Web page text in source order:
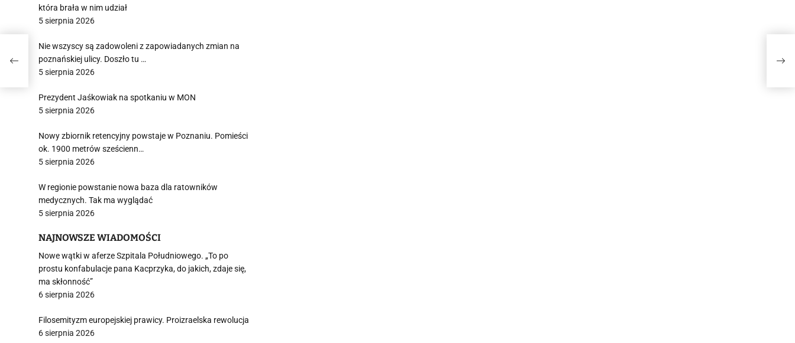
która brała w nim udział
5 sierpnia 2026
Nie wszyscy są zadowoleni z zapowiadanych zmian na
poznańskiej ulicy. Doszło tu …
5 sierpnia 2026
Prezydent Jaśkowiak na spotkaniu w MON
5 sierpnia 2026
Nowy zbiornik retencyjny powstaje w Poznaniu. Pomieści
ok. 1900 metrów sześcienn…
5 sierpnia 2026
W regionie powstanie nowa baza dla ratowników
medycznych. Tak ma wyglądać
5 sierpnia 2026
NAJNOWSZE WIADOMOŚCI
Nowe wątki w aferze Szpitala Południowego. „To po
prostu konfabulacje pana Kacprzyka, do jakich, zdaje się,
ma skłonność”
6 sierpnia 2026
Filosemityzm europejskiej prawicy. Proizraelska rewolucja
6 sierpnia 2026